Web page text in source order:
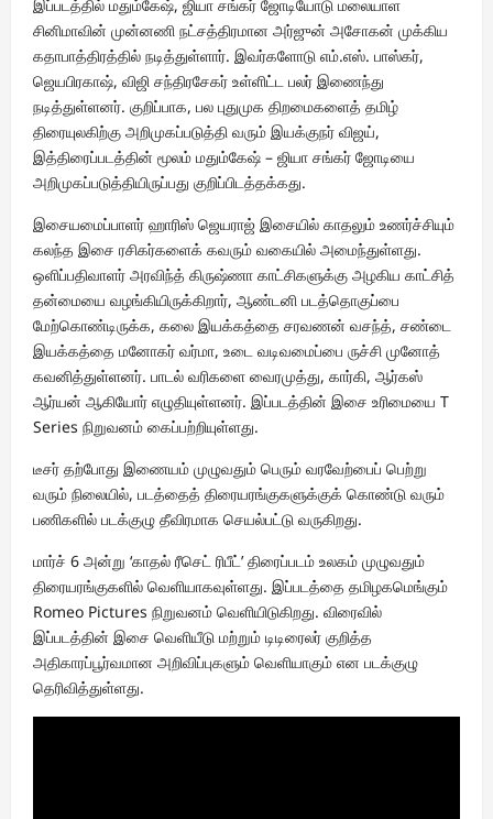
இப்படத்தில் மதும்கேஷ், ஜியா சங்கர் ஜோடியோடு மலையாள
சினிமாவின் முன்னணி நட்சத்திரமான அர்ஜுன் அசோகன் முக்கிய
கதாபாத்திரத்தில் நடித்துள்ளார். இவர்களோடு எம்.எஸ். பாஸ்கர்,
ஜெயபிரகாஷ், விஜி சந்திரசேகர் உள்ளிட்ட பலர் இணைந்து
நடித்துள்ளனர். குறிப்பாக, பல புதுமுக திறமைகளைத் தமிழ்
திரையுலகிற்கு அறிமுகப்படுத்தி வரும் இயக்குநர் விஜய்,
இத்திரைப்படத்தின் மூலம் மதும்கேஷ் – ஜியா சங்கர் ஜோடியை
அறிமுகப்படுத்தியிருப்பது குறிப்பிடத்தக்கது.
இசையமைப்பாளர் ஹாரிஸ் ஜெயராஜ் இசையில் காதலும் உணர்ச்சியும்
கலந்த இசை ரசிகர்களைக் கவரும் வகையில் அமைந்துள்ளது.
ஒளிப்பதிவாளர் அரவிந்த் கிருஷ்ணா காட்சிகளுக்கு அழகிய காட்சித்
தன்மையை வழங்கியிருக்கிறார், ஆண்டனி படத்தொகுப்பை
மேற்கொண்டிருக்க, கலை இயக்கத்தை சரவணன் வசந்த், சண்டை
இயக்கத்தை மனோகர் வர்மா, உடை வடிவமைப்பை ருச்சி முனோத்
கவனித்துள்ளனர். பாடல் வரிகளை வைரமுத்து, கார்கி, ஆர்கஸ்
ஆர்யன் ஆகியோர் எழுதியுள்ளனர். இப்படத்தின் இசை உரிமையை T
Series நிறுவனம் கைப்பற்றியுள்ளது.
டீசர் தற்போது இணையம் முழுவதும் பெரும் வரவேற்பைப் பெற்று
வரும் நிலையில், படத்தைத் திரையரங்குகளுக்குக் கொண்டு வரும்
பணிகளில் படக்குழு தீவிரமாக செயல்பட்டு வருகிறது.
மார்ச் 6 அன்று ‘காதல் ரீசெட் ரிபீட்’ திரைப்படம் உலகம் முழுவதும்
திரையரங்குகளில் வெளியாகவுள்ளது. இப்படத்தை தமிழகமெங்கும்
Romeo Pictures நிறுவனம் வெளியிடுகிறது. விரைவில்
இப்படத்தின் இசை வெளியீடு மற்றும் டிடிரைலர் குறித்த
அதிகாரப்பூர்வமான அறிவிப்புகளும் வெளியாகும் என படக்குழு
தெரிவித்துள்ளது.